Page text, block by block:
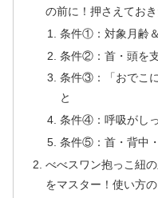
の前に！押さえてお
条件①：対象月齢
条件②：首・頭を
条件③：「おでこ
と
条件④：呼吸がし
条件⑤：首・背中
べべスワン抱っこ紐
をマスター！使い方